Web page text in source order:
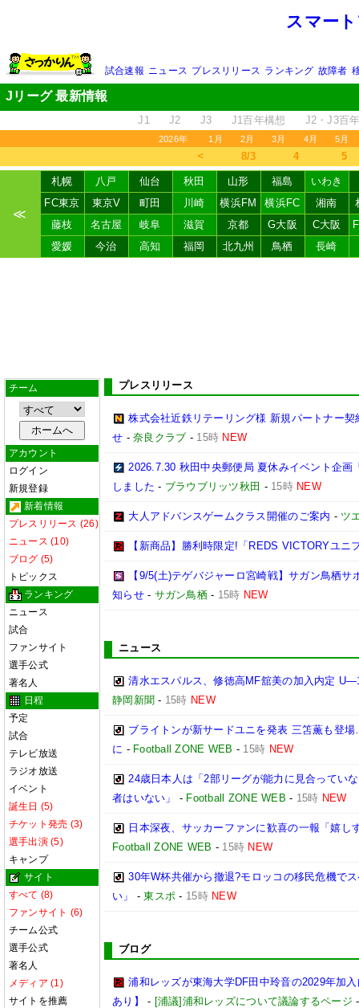
スマー
試合速報 ニュース プレスリリース ランキング 故障者
Jリーグ 最新情報
J1 J2 J3 J1百年構想 J2・J3百
2026年 1月 2月 3月 4月 5月
＜ 8/3 4 5
≪
札幌 八戸 仙台 秋田 山形 福島
いわき
FC東京
東京V 町田 川崎 横浜FM 横浜FC 湘南
藤枝
名古屋 岐阜 滋賀 京都 G大阪 C大阪
愛媛
今治 高知 福岡 北九州 鳥栖 長崎
チーム
アカウント
ログイン
新規登録
新着情報
プレスリリース (26)
ニュース (10)
ブログ (5)
トピックス
ランキング
ニュース
試合
ファンサイト
選手公式
著名人
日程
予定
試合
テレビ放送
ラジオ放送
イベント
誕生日 (5)
チケット発売 (3)
選手出演 (5)
キャンプ
サイト
すべて (8)
ファンサイト (6)
チーム公式
選手公式
著名人
メディア (1)
サイトを推薦
プレスリリース
株式会社近鉄リテーリング様 新規パートナー
せ -奈良クラブ - 15時 NEW
2026.7.30 秋田中央郵便局 夏休みイベント企
しました - ブラウブリッツ秋田 - 15時 NEW
大人アドバンスゲームクラス開催のご案内 - ツ
【新商品】勝利時限定!「REDS VICTORYユニ
【9/5(土)テゲバジャーロ宮崎戦】サガン鳥栖
知らせ- サガン鳥栖- 15時 NEW
ニュース
清水エスパルス、修徳高MF舘美の加入内定
静岡新聞 - 15時 NEW
ブライトンが新サードユニを発表 三笘薫も登
に - Football ZONE WEB - 15時 NEW
24歳日本人は「2部リーグが能力に見合ってい
者はいない」
- Football ZONE WEB - 15時 NEW
日本深夜、サッカーファンに歓喜の一報「嬉
Football ZONE WEB - 15時 NEW
30年W杯共催から撤退?モロッコの移民危機で
い」
-東スポ - 15時 NEW
ブログ
浦和レッズが東海大学DF田中玲音の2029年加
あり】
- [浦議]浦和レッズについて議論するページ